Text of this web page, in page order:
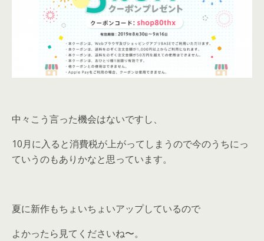
中々こう言った機会はないですし、
10月に入ると消費税が上がってしまうので今のうちにっ
ていうのもありかなと思っています。
夏に新作もちょいちょいアップしているので
よかったら見てくださいね〜。